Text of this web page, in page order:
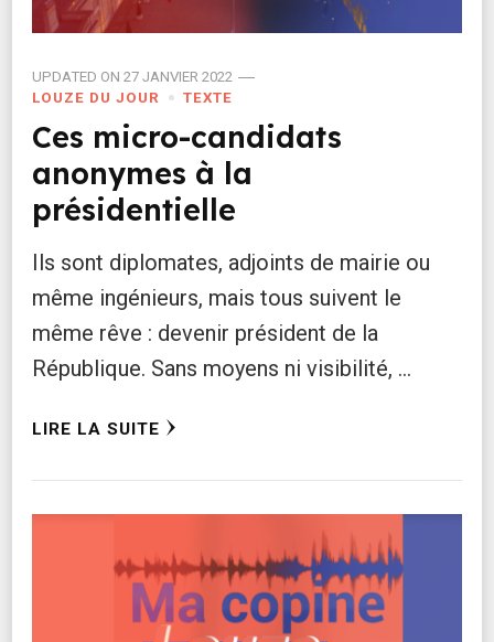
UPDATED ON 27 JANVIER 2022
LOUZE DU JOUR
TEXTE
Ces micro-candidats
anonymes à la
présidentielle
Ils sont diplomates, adjoints de mairie ou
même ingénieurs, mais tous suivent le
même rêve : devenir président de la
République. Sans moyens ni visibilité, …
LIRE LA SUITE